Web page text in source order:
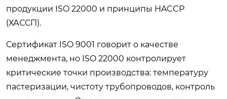
продукции ISO 22000 и принципы HACCP
(ХАССП).
Сертификат ISO 9001 говорит о качестве
менеджмента, но ISO 22000 контролирует
критические точки производства: температуру
пастеризации, чистоту трубопроводов, контроль